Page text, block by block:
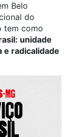
Belo
do
tem como
unidade
e radicalidade